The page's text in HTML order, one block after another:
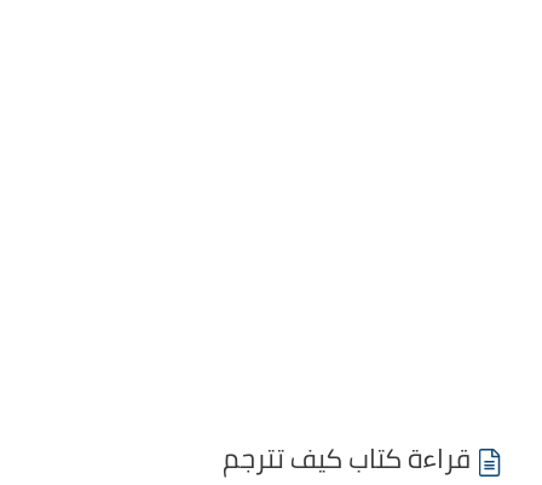
قراءة كتاب كيف تترجم